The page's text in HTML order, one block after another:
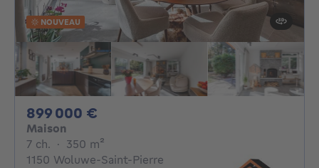
NOUVEAU
899 000 €
Maison
7 ch. 7 chambres
· 350 m²
1150 Woluwe-Saint-Pierre